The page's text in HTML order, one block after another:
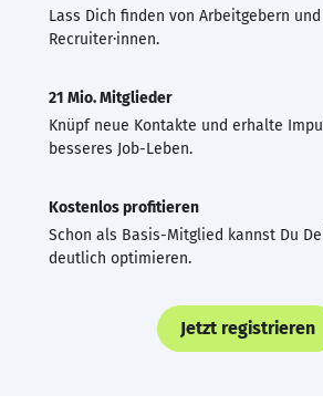
Lass Dich finden von Arbeitgebern
Recruiter·innen.
21 Mio. Mitglieder
Knüpf neue Kontakte und erhalte
besseres Job-Leben.
Kostenlos profitieren
Schon als Basis-Mitglied kannst Du
deutlich optimieren.
Jetzt registrieren